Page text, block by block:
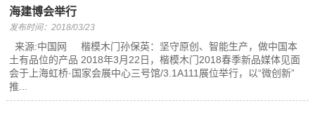
海建博会举行
发布时间：2018/03/23
来源:中国网 楷模木门孙保英：坚守原创、智能生产，做中国本
土有品位的产品 2018年3月22日，楷模木门2018春季新品媒体见面
会于上海虹桥·国家会展中心三号馆/3.1A111展位举行，以“微创新”
推...